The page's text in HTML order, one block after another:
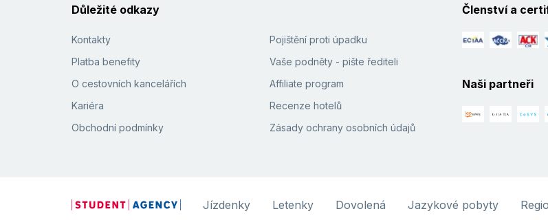
Důležité odkazy
Kontakty
Platba benefity
O cestovních kancelářích
Kariéra
Obchodní podmínky
Pojištění proti úpadku
Vaše podněty - pište řediteli
Affiliate program
Recenze hotelů
Zásady ochrany osobních údajů
Členství a
Naši partneři
Jízdenky Letenky Dovolená Jazykové pobyty